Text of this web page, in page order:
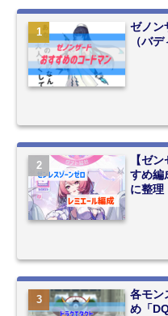
ゼノン
（バ
【ゼ
すめ編
に整理
各モン
め「